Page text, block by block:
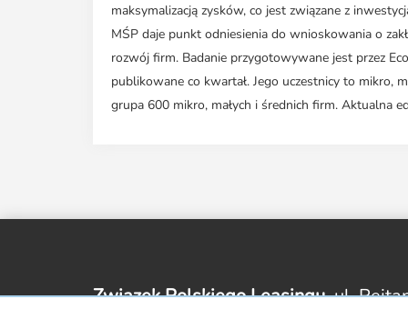
maksymalizacją zysków, co jest związane z
MŚP daje punkt odniesienia do wnioskowania o
rozwój firm. Badanie przygotowywane jest przez
publikowane co kwartał. Jego uczestnicy to mikro,
grupa 600 mikro, małych i średnich firm. Aktualna
Związek Polskiego Leasingu,ul.